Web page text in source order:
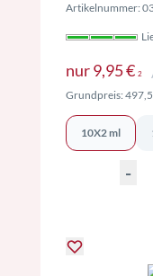
Artikelnummer:
nur9,95 € 2
Grundpreis:
10X2 ml
-